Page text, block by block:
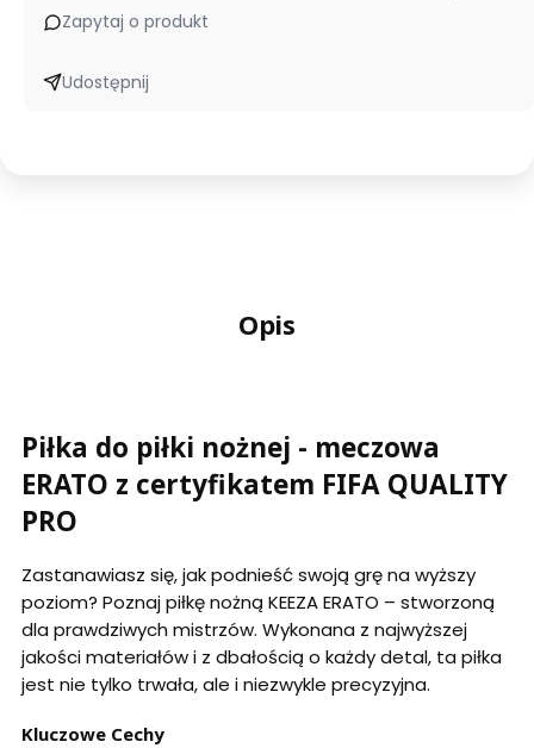
Zapytaj o produkt
Udostępnij
Opis
Piłka do piłki nożnej - meczowa
ERATO z certyfikatem FIFA QUALITY
PRO
Zastanawiasz się, jak podnieść swoją grę na wyższy
poziom? Poznaj piłkę nożną KEEZA ERATO – stworzoną
dla prawdziwych mistrzów. Wykonana z najwyższej
jakości materiałów i z dbałością o każdy detal, ta piłka
jest nie tylko trwała, ale i niezwykle precyzyjna.
Kluczowe Cechy